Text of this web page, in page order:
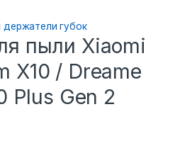
держатели губок
пыли Xiaomi
X10 / Dreame
Plus Gen 2